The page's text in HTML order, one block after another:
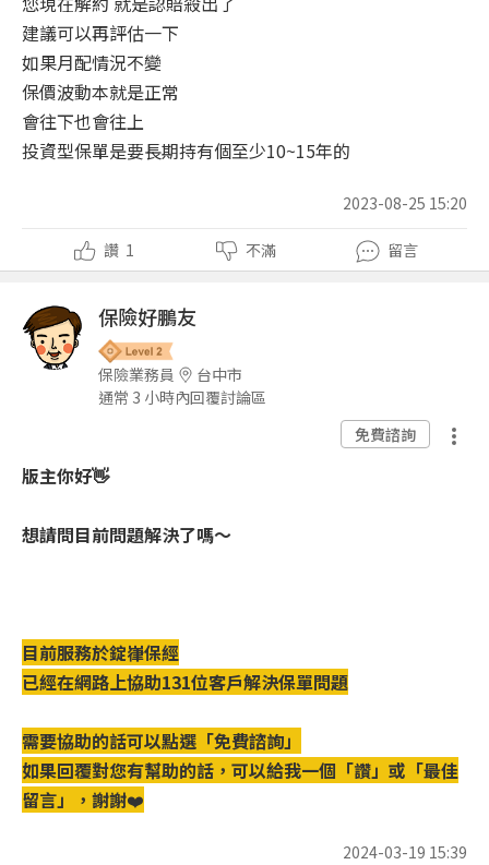
建議可以再評估一下
如果月配情況不變
保價波動本就是正常
會往下也會往上
投資型保單是要長期持有個至少10~15年的
2023-08-25 15:20
讚 1 不滿 留言
保險好鵬友
保險業務員
台中市
通常 3 小時內回覆討論區
免費諮詢
版主你好👋
想請問目前問題解決了嗎～
目前服務於錠嵂保經
已經在網路上協助131位客戶解決保單問題
需要協助的話可以點選「免費諮詢」
如果回覆對您有幫助的話，可以給我一個「讚」或「最佳
留言」，謝謝❤️
2024-03-19 15:39